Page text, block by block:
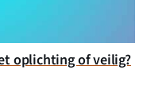
oplichting of veilig?